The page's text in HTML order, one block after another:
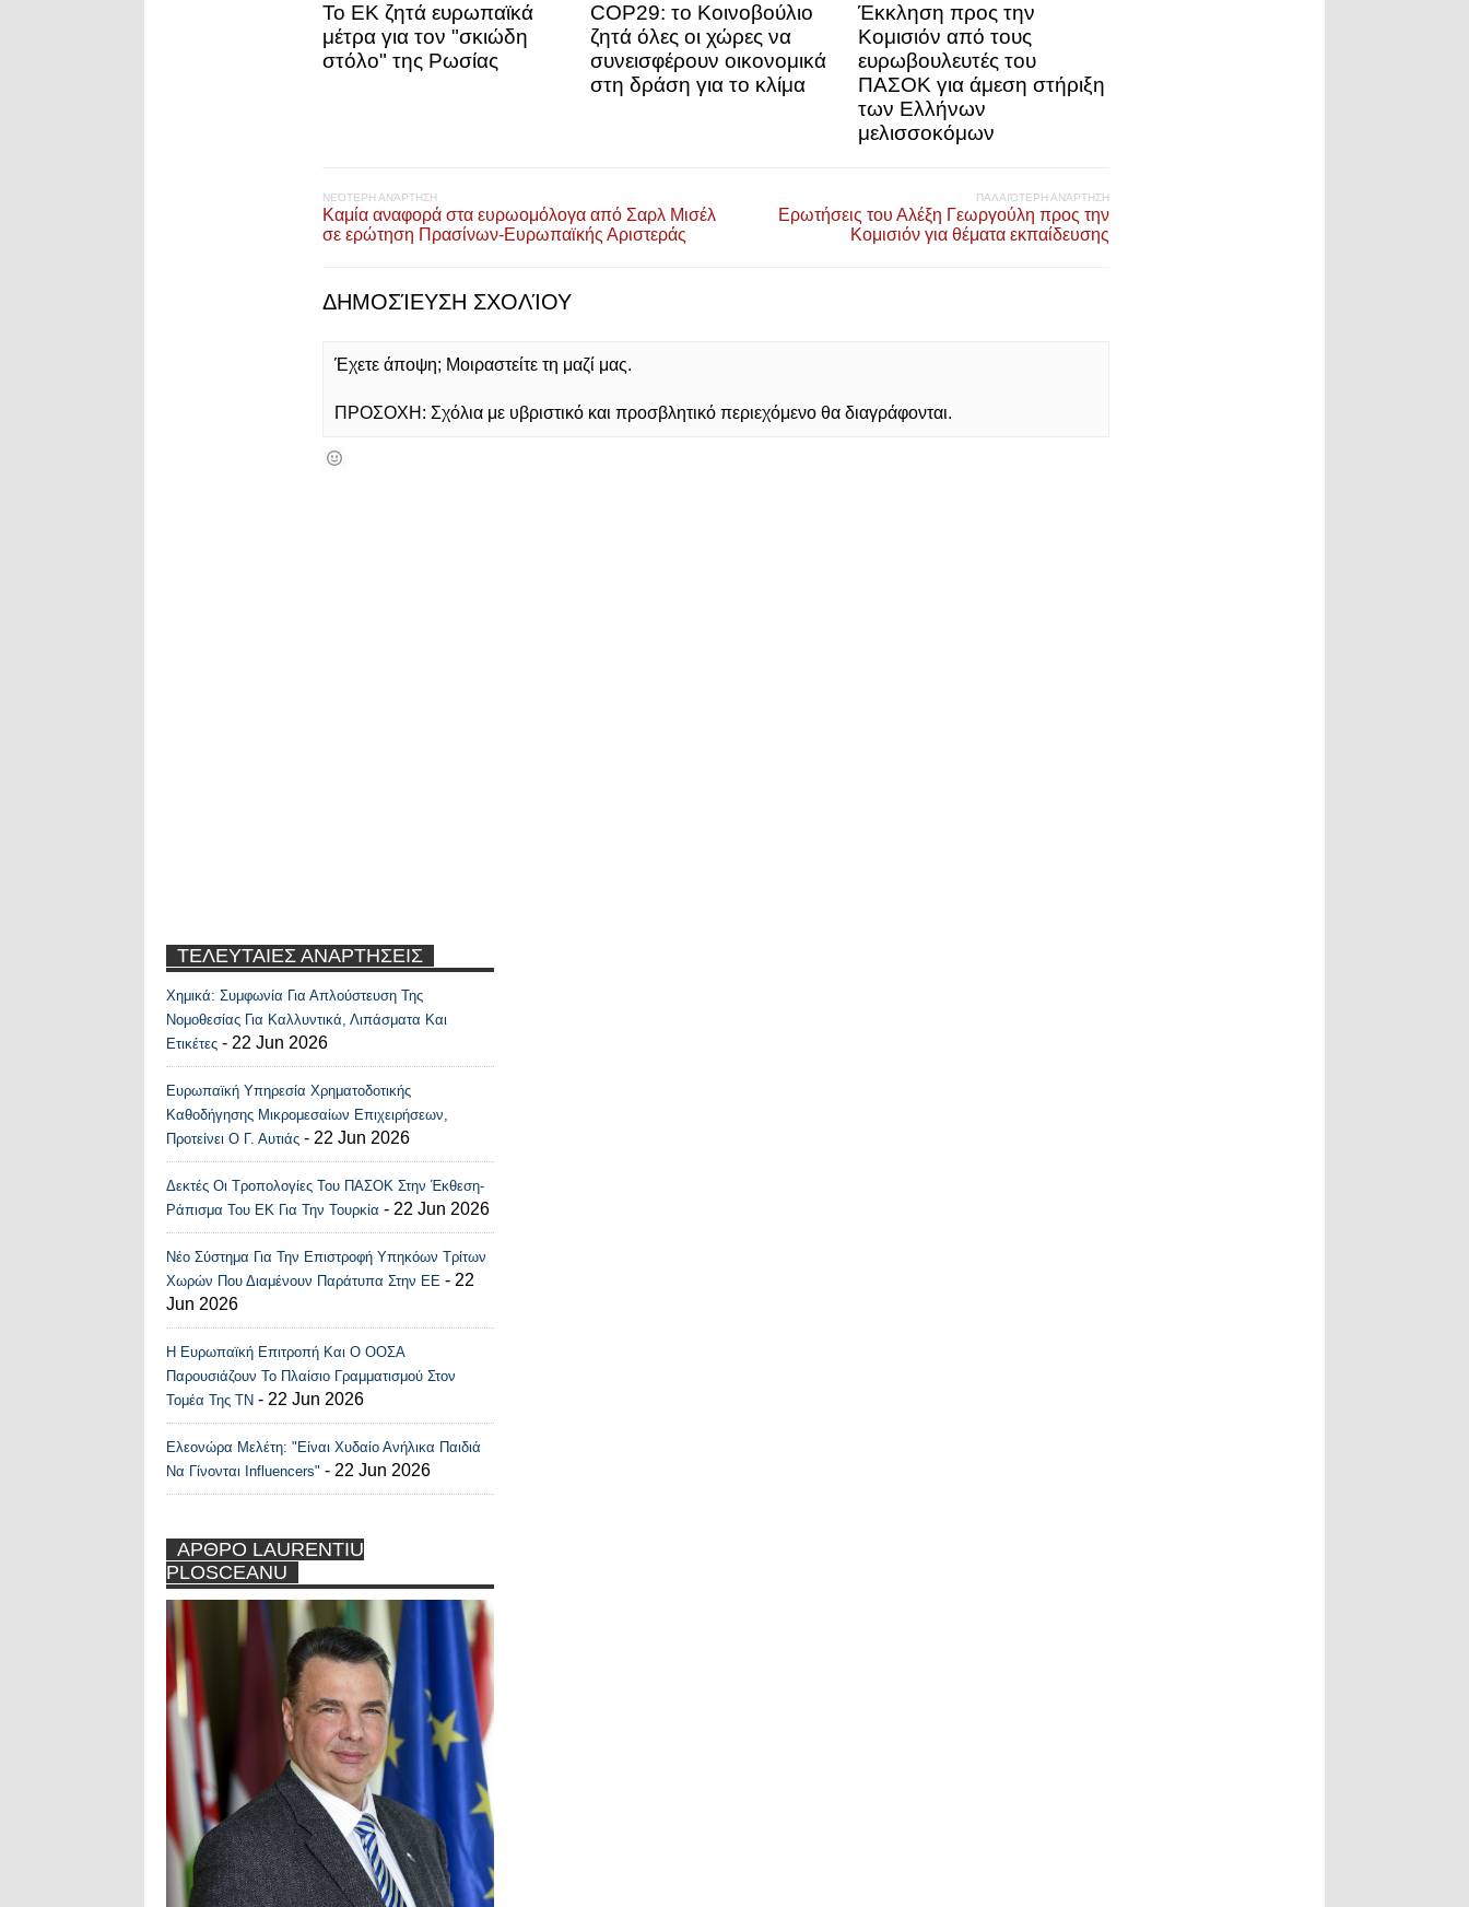
Το ΕΚ ζητά ευρωπαϊκά
μέτρα για τον "σκιώδη
στόλο" της Ρωσίας
COP29: το Κοινοβούλιο
ζητά όλες οι χώρες να
συνεισφέρουν οικονομικά
στη δράση για το κλίμα
Έκκληση προς την
Κομισιόν από τους
ευρωβουλευτές του
ΠΑΣΟΚ για άμεση στήριξη
των Ελλήνων
μελισσοκόμων
ΝΕΌΤΕΡΗ ΑΝΆΡΤΗΣΗ
Καμία αναφορά στα ευρωομόλογα από Σαρλ Μισέλ
σε ερώτηση Πρασίνων-Ευρωπαϊκής Αριστεράς
ΠΑΛΑΙΌΤΕΡΗ ΑΝΆΡΤΗΣΗ
Ερωτήσεις του Αλέξη Γεωργούλη προς την
Κομισιόν για θέματα εκπαίδευσης
ΔΗΜΟΣΊΕΥΣΗ ΣΧΟΛΊΟΥ
Έχετε άποψη; Μοιραστείτε τη μαζί μας.
ΠΡΟΣΟΧΗ: Σχόλια με υβριστικό και προσβλητικό περιεχόμενο θα διαγράφονται.
ΤΕΛΕΥΤΑΙΕΣ ΑΝΑΡΤΗΣΕΙΣ
Recent Posts Widget
Χημικά: Συμφωνία Για Απλούστευση Της
Νομοθεσίας Για Καλλυντικά, Λιπάσματα Και
Ετικέτες - 22 Jun 2026
Ευρωπαϊκή Υπηρεσία Χρηματοδοτικής
Καθοδήγησης Μικρομεσαίων Επιχειρήσεων,
Προτείνει Ο Γ. Αυτιάς - 22 Jun 2026
Δεκτές Οι Τροπολογίες Του ΠΑΣΟΚ Στην Έκθεση-
Ράπισμα Του ΕΚ Για Την Τουρκία - 22 Jun 2026
Νέο Σύστημα Για Την Επιστροφή Υπηκόων Τρίτων
Χωρών Που Διαμένουν Παράτυπα Στην ΕΕ - 22
Jun 2026
Η Ευρωπαϊκή Επιτροπή Και Ο ΟΟΣΑ
Παρουσιάζουν Το Πλαίσιο Γραμματισμού Στον
Τομέα Της ΤΝ - 22 Jun 2026
Ελεονώρα Μελέτη: "Είναι Χυδαίο Ανήλικα Παιδιά
Να Γίνονται Influencers" - 22 Jun 2026
ΑΡΘΡΟ LAURENTIU
PLOSCEANU